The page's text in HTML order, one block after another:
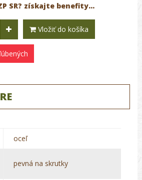
SR? získajte benefity...
Vložiť do košíka
oceľ
pevná na skrutky